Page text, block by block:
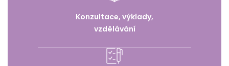
Konzultace, výklady,
vzdělávání